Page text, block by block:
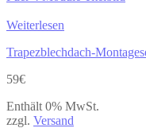
Weiterlesen
Trapezblechdach-
59€
Enthält 0% MwSt.
zzgl. Versand